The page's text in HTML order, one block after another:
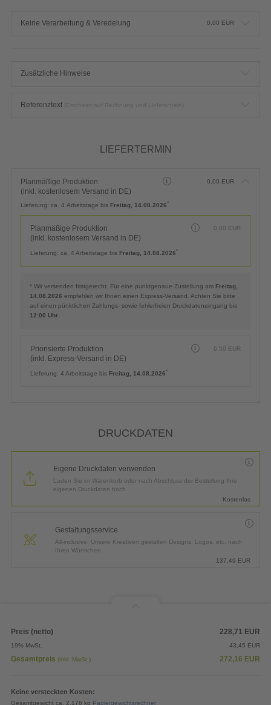
Keine Verarbeitung & Veredelung 0,00 EUR
Zusätzliche Hinweise
Referenztext
LIEFERTERMIN
Planmäßige Produktion
(inkl. kostenlosem Versand in DE)
0,00 EUR
Lieferung: ca. 4 Arbeitstage bis Freitag, 14.08.2026*
Planmäßige Produktion
(inkl. kostenlosem Versand in DE)
0,00 EUR
Lieferung: ca. 4 Arbeitstage bis Freitag, 14.08.2026*
* Wir versenden fristgerecht. Für eine punktgenaue Zustellung am Freitag,
14.08.2026 empfehlen wir Ihnen einen Express-Versand. Achten Sie bitte
auf einen pünktlichen Zahlungs- sowie fehlerfreien Druckdateneingang bis
12:00 Uhr
Priorisierte Produktion
(inkl. Express-Versand in DE)
6,50 EUR
Lieferung: 4 Arbeitstage bis Freitag, 14.08.2026*
DRUCKDATEN
Eigene Druckdaten verwenden
Laden Sie im Warenkorb oder nach Abschluss der Bestellung Ihre
eigenen Druckdaten hoch.
Kostenlos
Gestaltungsservice
All-inclusive: Unsere Kreativen gestalten Designs, Logos, etc. nach
Ihren Wünschen.
137,49 EUR
Preis (netto) 228,71 EUR
19% MwSt. 43,45 EUR
Gesamtpreis (inkl. MwSt.) 272,16 EUR
Keine versteckten Kosten:
Gesamtgewicht ca. 2,176 kg Papiergewichtsrechner